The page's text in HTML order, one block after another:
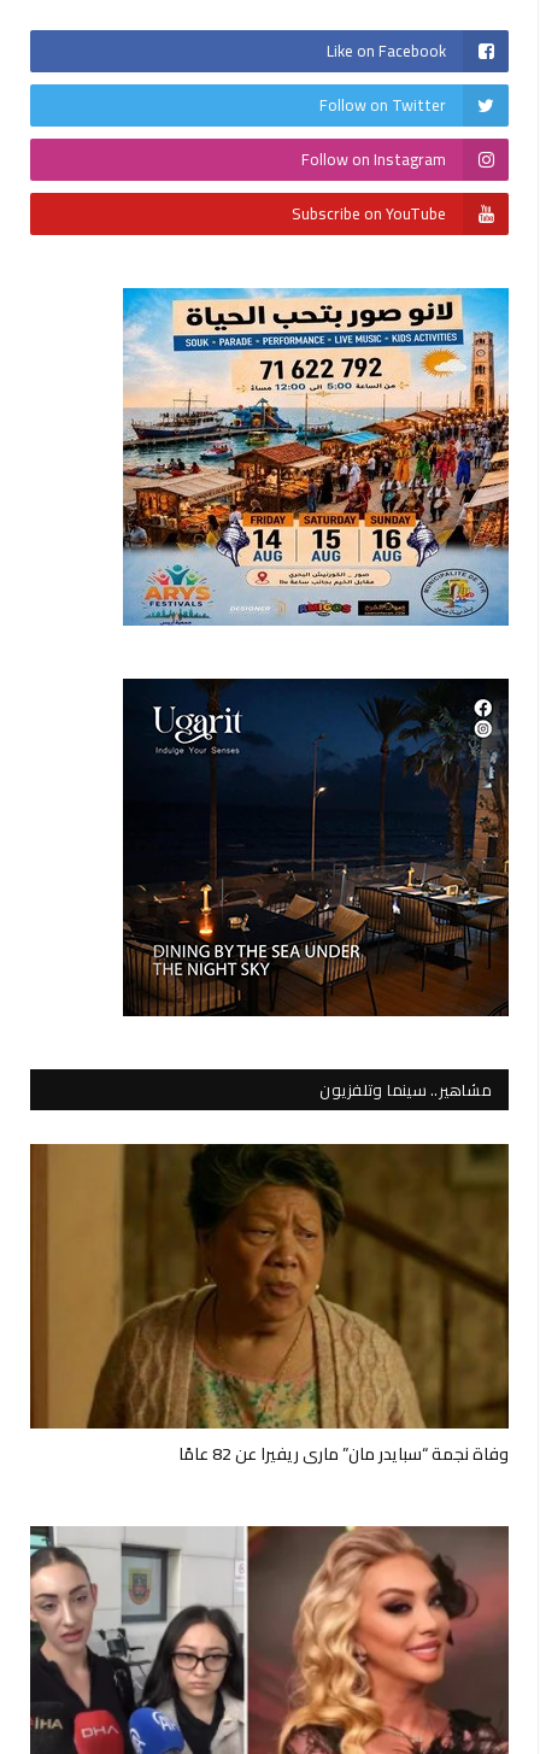
Like on Facebook
Follow on Twitter
Follow on Instagram
Subscribe on YouTube
مشاهير.. سينما وتلفزيون
وفاة نجمة “سبايدر مان” ماري ريفيرا عن 82 عامًا